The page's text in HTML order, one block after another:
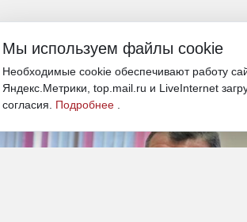
встал
Мы используем файлы cookie
Необходимые cookie обеспечивают работу
Яндекс.Метрики, top.mail.ru и LiveInternet
согласия. Подробнее